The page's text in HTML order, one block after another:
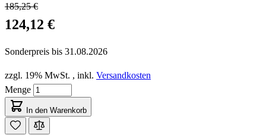
185,25 €
124,12 €
Sonderpreis bis 31.08.2026
zzgl. 19% MwSt. , inkl. Versandkosten
Menge
In den Warenkorb